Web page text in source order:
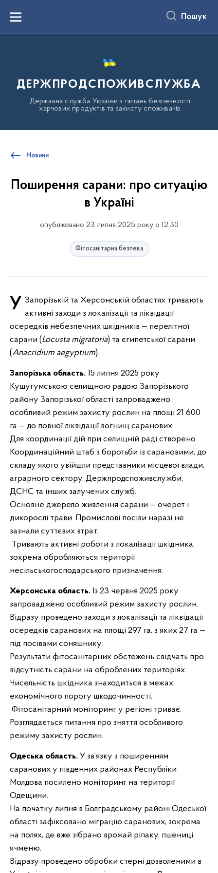
вмістуMenu Пошук
ДЕРЖПРОДСПОЖИВСЛУЖБА
Державна служба України з питань безпечності
харчових продуктів та захисту споживачів
Новини
Поширення сарани: про ситуацію
в Україні
опубліковано 23 липня 2025 року о 12:30
Фітосанітарна безпека
У Запорізькій та Херсонській областях тривають активні заходи з локалізації та ліквідації
осередків небезпечних шкідників — перелітної
сарани (Locusta migratoria) та єгипетської сарани
(Anacridium aegyptium).
Запорізька область. 15 липня 2025 року
Кушугумською селищною радою Запорізького
району Запорізької області запроваджено
особливий режим захисту рослин на площі 21 600
га — до повної ліквідації вогнищ саранових.
Для координації дій при селищній раді створено
Координаційний штаб з боротьби із сарановими, до
складу якого увійшли представники місцевої влади,
аграрного сектору, Держпродспоживслужби,
ДСНС та інших залучених служб.
Основне джерело живлення сарани — очерет і
дикорослі трави. Промислові посіви наразі не
зазнали суттєвих втрат.
Тривають активні роботи з локалізації шкідника,
зокрема обробляються території
несільськогосподарського призначення.
Херсонська область. Із 23 червня 2025 року
запроваджено особливий режим захисту рослин.
Відразу проведено заходи з локалізації та ліквідації
осередків саранових на площі 297 га, з яких 27 га —
під посівами соняшнику.
Результати фітосанітарних обстежень свідчать про
відсутність сарани на оброблених територіях.
Чисельність шкідника знаходиться в межах
економічного порогу шкодочинності.
Фітосанітарний моніторинг у регіоні триває.
Розглядається питання про зняття особливого
режиму захисту рослин.
Одеська область. У зв’язку з поширенням
саранових у південних районах Республіки
Молдова посилено моніторинг на території
Одещини.
На початку липня в Болградському районі Одеської
області зафіксовано міграцію саранових, зокрема
на полях, де вже зібрано врожай ріпаку, пшениці,
ячменю.
Відразу проведено обробки стерні дозволеними в